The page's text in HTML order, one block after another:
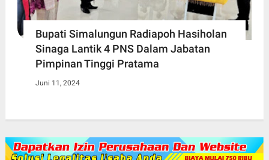
Bupati Simalungun Radiapoh Hasiholan
Sinaga Lantik 4 PNS Dalam Jabatan
Pimpinan Tinggi Pratama
Juni 11, 2024